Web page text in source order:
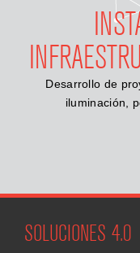
Desarrollo de
iluminación,
SOLUCIONES 4.0